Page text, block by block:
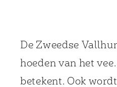
De Zweedse
hoeden van het
betekent. Ook